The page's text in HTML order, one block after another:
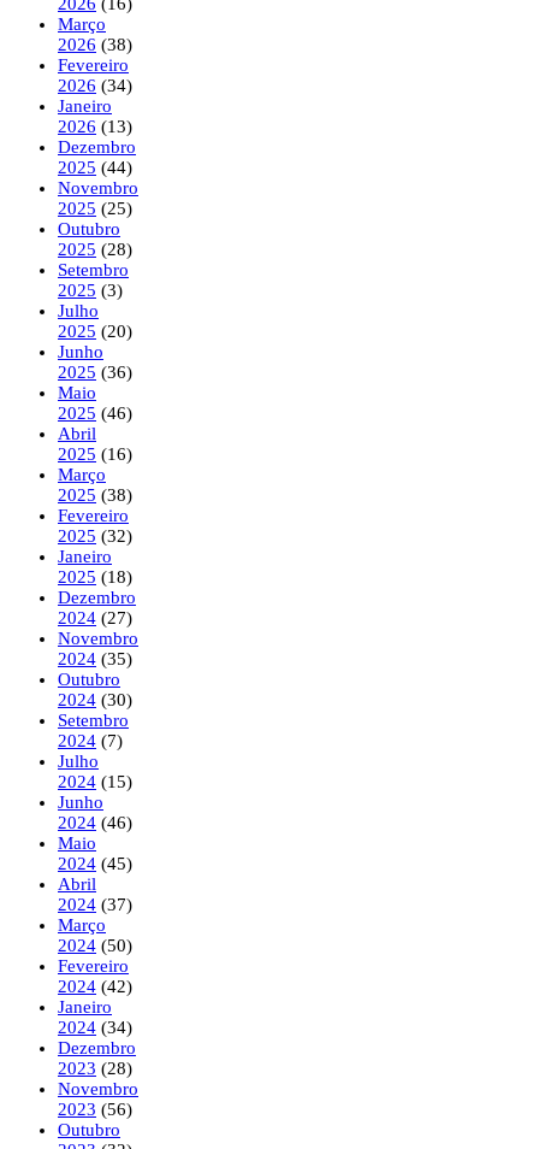
Março
2026 (38)
Fevereiro
2026 (34)
Janeiro
2026 (13)
Dezembro
2025 (44)
Novembro
2025 (25)
Outubro
2025 (28)
Setembro
2025 (3)
Julho
2025 (20)
Junho
2025 (36)
Maio
2025 (46)
Abril
2025 (16)
Março
2025 (38)
Fevereiro
2025 (32)
Janeiro
2025 (18)
Dezembro
2024 (27)
Novembro
2024 (35)
Outubro
2024 (30)
Setembro
2024 (7)
Julho
2024 (15)
Junho
2024 (46)
Maio
2024 (45)
Abril
2024 (37)
Março
2024 (50)
Fevereiro
2024 (42)
Janeiro
2024 (34)
Dezembro
2023 (28)
Novembro
2023 (56)
Outubro